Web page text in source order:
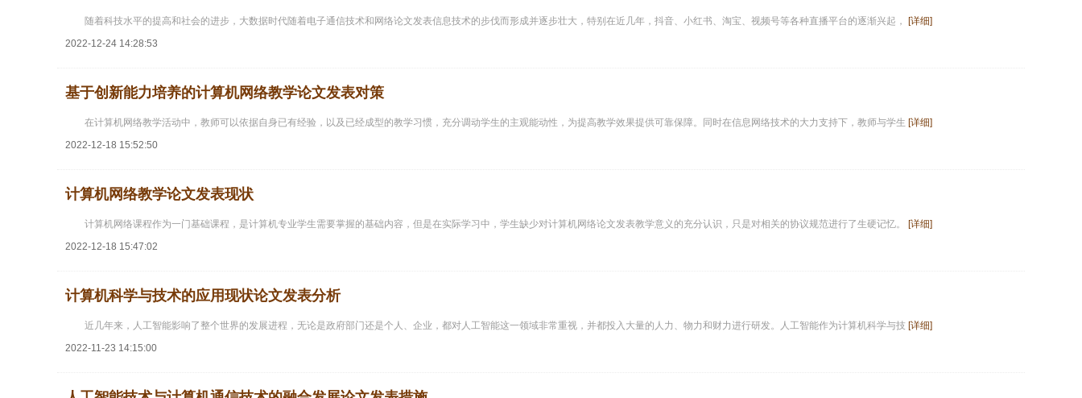
随着科技水平的提高和社会的进步，大数据时代随着电子通信技术和网络论文发表信息技术的步伐而形成并逐步壮大，特别在近几年，抖音、小红书、淘宝、视频号等各种直播平台的逐渐兴起，
[详细]
2022-12-24 14:28:53
基于创新能力培养的计算机网络教学论文发表对策
在计算机网络教学活动中，教师可以依据自身已有经验，以及已经成型的教学习惯，充分调动学生的主观能动性，为提高教学效果提供可靠保障。同时在信息网络技术的大力支持下，教师与学生 [详细]
2022-12-18 15:52:50
计算机网络教学论文发表现状
计算机网络课程作为一门基础课程，是计算机专业学生需要掌握的基础内容，但是在实际学习中，学生缺少对计算机网络论文发表教学意义的充分认识，只是对相关的协议规范进行了生硬记忆。
[详细]
2022-12-18 15:47:02
计算机科学与技术的应用现状论文发表分析
近几年来，人工智能影响了整个世界的发展进程，无论是政府部门还是个人、企业，都对人工智能这一领域非常重视，并都投入大量的人力、物力和财力进行研发。人工智能作为计算机科学与技 [详细]
2022-11-23 14:15:00